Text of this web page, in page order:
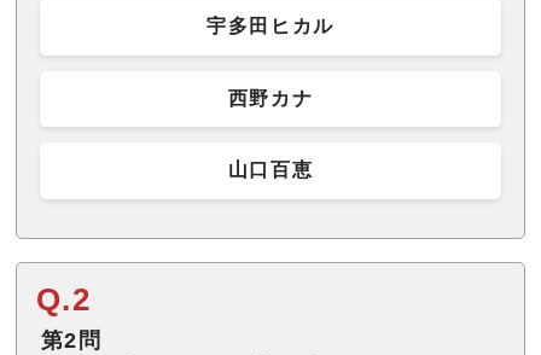
宇多田ヒカル
西野カナ
山口百恵
Q.2
第2問